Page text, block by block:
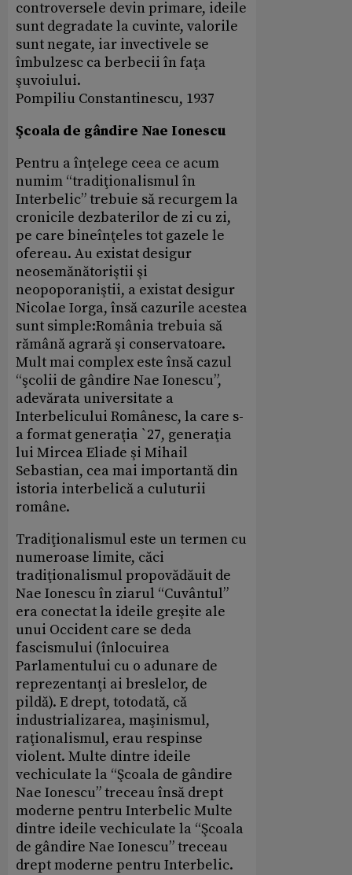
controversele devin primare, ideile
sunt degradate la cuvinte, valorile
sunt negate, iar invectivele se
îmbulzesc ca berbecii în faţa
şuvoiului.
Pompiliu Constantinescu, 1937
Şcoala de gândire Nae Ionescu
Pentru a înţelege ceea ce acum
numim “tradiţionalismul în
Interbelic” trebuie să recurgem la
cronicile dezbaterilor de zi cu zi,
pe care bineînţeles tot gazele le
ofereau. Au existat desigur
neosemănătoriştii şi
neopoporaniştii, a existat desigur
Nicolae Iorga, însă cazurile acestea
sunt simple:România trebuia să
rămână agrară şi conservatoare.
Mult mai complex este însă cazul
“şcolii de gândire Nae Ionescu”,
adevărata universitate a
Interbelicului Românesc, la care s-
a format generaţia `27, generaţia
lui Mircea Eliade şi Mihail
Sebastian, cea mai importantă din
istoria interbelică a culuturii
române.
Tradiţionalismul este un termen cu
numeroase limite, căci
tradiţionalismul propovădăuit de
Nae Ionescu în ziarul “Cuvântul”
era conectat la ideile greşite ale
unui Occident care se deda
fascismului (înlocuirea
Parlamentului cu o adunare de
reprezentanţi ai breslelor, de
pildă). E drept, totodată, că
industrializarea, maşinismul,
raţionalismul, erau respinse
violent. Multe dintre ideile
vechiculate la “Şcoala de gândire
Nae Ionescu” treceau însă drept
moderne pentru Interbelic Multe
dintre ideile vechiculate la “Şcoala
de gândire Nae Ionescu” treceau
drept moderne pentru Interbelic.